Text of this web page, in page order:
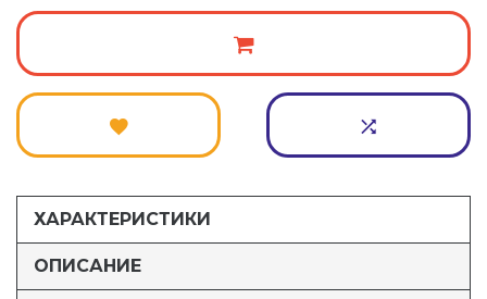
ХАРАКТЕРИСТИКИ
ОПИСАНИЕ